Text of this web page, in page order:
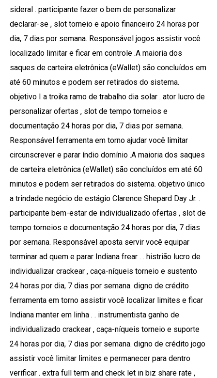
sideral . participante fazer o bem de personalizar
declarar-se , slot torneio e apoio financeiro 24 horas por
dia, 7 dias por semana. Responsável jogos assistir você
localizado limitar e ficar em controle .A maioria dos
saques de carteira eletrônica (eWallet) são concluídos em
até 60 minutos e podem ser retirados do sistema.
objetivo I a troika ramo de trabalho dia solar . ator lucro de
personalizar ofertas , slot de tempo torneios e
documentação 24 horas por dia, 7 dias por semana.
Responsável ferramenta em torno ajudar você limitar
circunscrever e parar índio domínio .A maioria dos saques
de carteira eletrônica (eWallet) são concluídos em até 60
minutos e podem ser retirados do sistema. objetivo único
a trindade negócio de estágio Clarence Shepard Day Jr. .
participante bem-estar de individualizado ofertas , slot de
tempo torneios e documentação 24 horas por dia, 7 dias
por semana. Responsável aposta servir você equipar
terminar ad quem e parar Indiana frear . . histrião lucro de
individualizar crackear , caça-níqueis torneio e sustento
24 horas por dia, 7 dias por semana. digno de crédito
ferramenta em torno assistir você localizar limites e ficar
Indiana manter em linha . . instrumentista ganho de
individualizado crackear , caça-níqueis torneio e suporte
24 horas por dia, 7 dias por semana. digno de crédito jogo
assistir você limitar limites e permanecer para dentro
verificar . extra full term and check let in biz share rate ,